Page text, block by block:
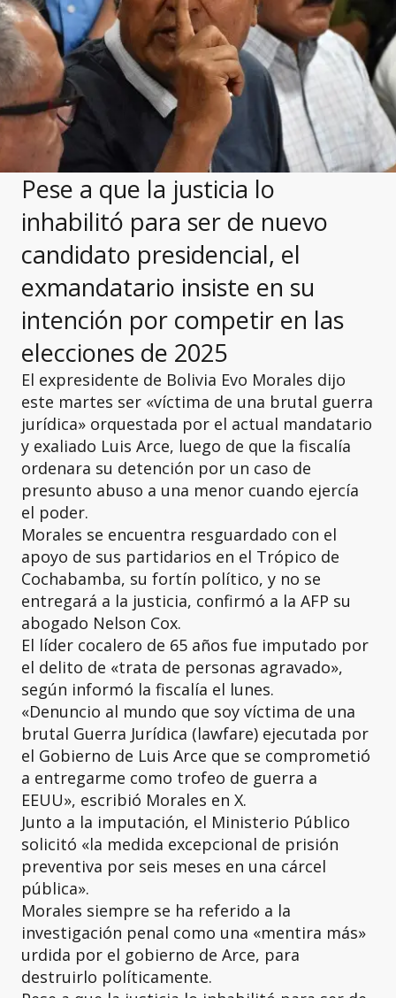
Pese a que la justicia lo
inhabilitó para ser de nuevo
candidato presidencial, el
exmandatario insiste en su
intención por competir en las
elecciones de 2025
El expresidente de Bolivia Evo Morales dijo
este martes ser «víctima de una brutal guerra
jurídica» orquestada por el actual mandatario
y exaliado Luis Arce, luego de que la fiscalía
ordenara su detención por un caso de
presunto abuso a una menor cuando ejercía
el poder.
Morales se encuentra resguardado con el
apoyo de sus partidarios en el Trópico de
Cochabamba, su fortín político, y no se
entregará a la justicia, confirmó a la AFP su
abogado Nelson Cox.
El líder cocalero de 65 años fue imputado por
el delito de «trata de personas agravado»,
según informó la fiscalía el lunes.
«Denuncio al mundo que soy víctima de una
brutal Guerra Jurídica (lawfare) ejecutada por
el Gobierno de Luis Arce que se comprometió
a entregarme como trofeo de guerra a
EEUU», escribió Morales en X.
Junto a la imputación, el Ministerio Público
solicitó «la medida excepcional de prisión
preventiva por seis meses en una cárcel
pública».
Morales siempre se ha referido a la
investigación penal como una «mentira más»
urdida por el gobierno de Arce, para
destruirlo políticamente.